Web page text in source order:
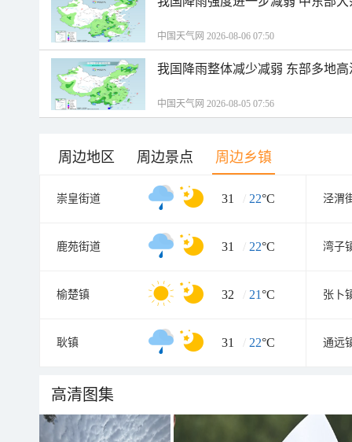
中国天气网 2026-08-06 07:50
我国降雨整体减少减弱 东部多地
中国天气网 2026-08-05 07:56
周边地区 周边景点 周边乡镇
崇皇街道 31 / 22°C 泾渭
鹿苑街道 31 / 22°C 湾子
榆楚镇 32 / 21°C 张卜
耿镇 31 / 22°C 通远
高清图集